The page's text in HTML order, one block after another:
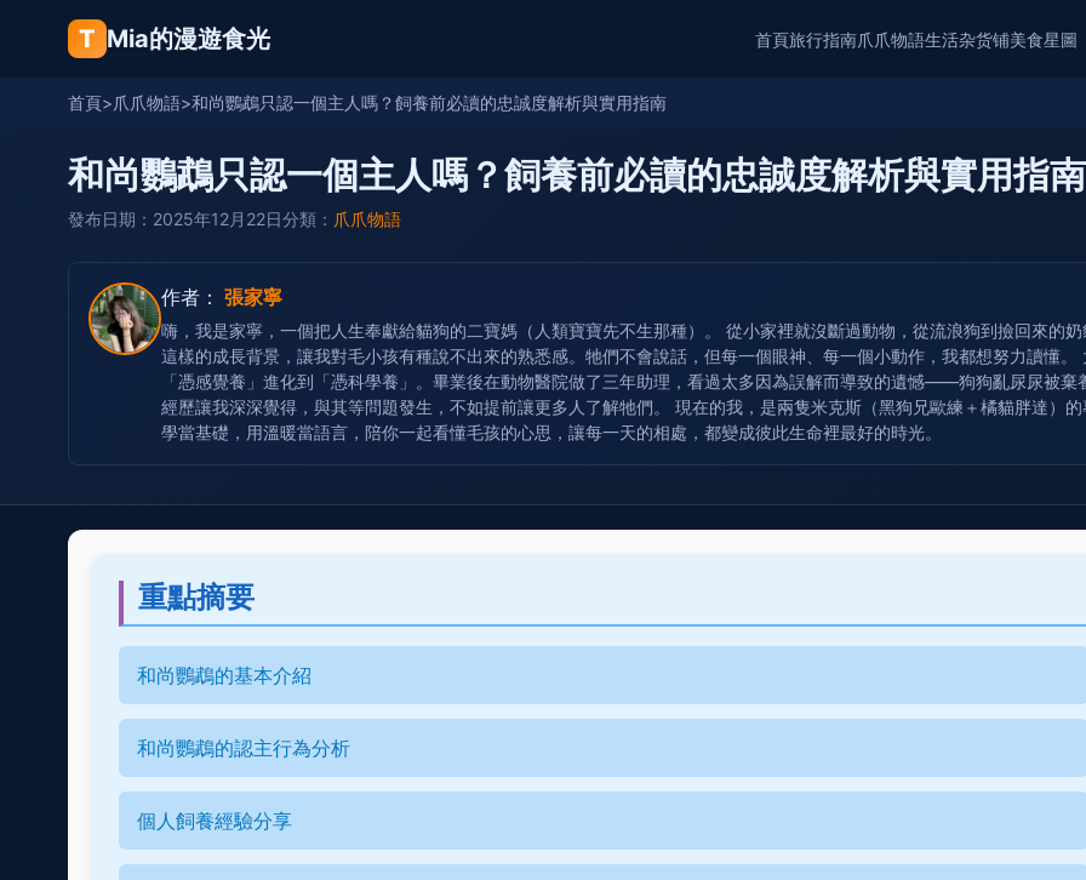
T Mia的漫遊食光 首頁旅行指南爪爪物語生活杂货铺美食星圖
首頁>爪爪物語>和尚鸚鵡只認一個主人嗎？飼養前必讀的忠誠度解析與實用指南
和尚鸚鵡只認一個主人嗎？飼養前必讀的忠誠度解析與實用指南
發布日期：2025年12月22日分類： 爪爪物語
作者： 張家寧
嗨，我是家寧，一個把人生奉獻給貓狗的二寶媽（人類寶寶先不生那種）。 從小家裡就沒斷過動物，從流浪狗到撿回來的
這樣的成長背景，讓我對毛小孩有種說不出來的熟悉感。牠們不會說話，但每一個眼神、每一個小動作，我都想努力讀懂
「憑感覺養」進化到「憑科學養」。畢業後在動物醫院做了三年助理，看過太多因為誤解而導致的遺憾——狗狗亂尿尿被
經歷讓我深深覺得，與其等問題發生，不如提前讓更多人了解牠們。 現在的我，是兩隻米克斯（黑狗兄歐練＋橘貓胖達）
學當基礎，用溫暖當語言，陪你一起看懂毛孩的心思，讓每一天的相處，都變成彼此生命裡最好的時光。
重點摘要
和尚鸚鵡的基本介紹
和尚鸚鵡的認主行為分析
個人飼養經驗分享